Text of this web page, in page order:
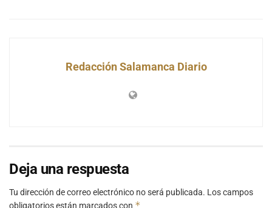
Redacción Salamanca Diario
Deja una respuesta
Tu dirección de correo electrónico no será publicada. Los campos
obligatorios están marcados con *